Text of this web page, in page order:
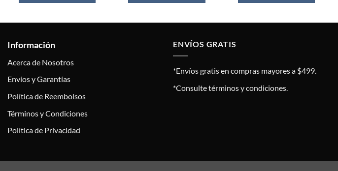
Información
Acerca de Nosotros
Envíos y Garantías
Política de Reembolsos
Términos y Condiciones
Política de Privacidad
ENVÍOS GRATIS
*Envíos gratis en compras mayores a $499.
*Consulte términos y condiciones.